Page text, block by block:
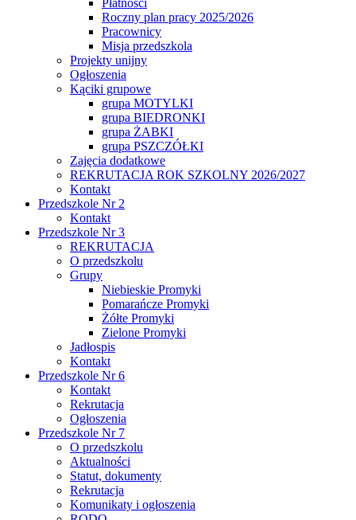
Płatności
Roczny plan pracy 2025/2026
Pracownicy
Misja przedszkola
Projekty unijny
Ogłoszenia
Kąciki grupowe
grupa MOTYLKI
grupa BIEDRONKI
grupa ŻABKI
grupa PSZCZÓŁKI
Zajęcia dodatkowe
REKRUTACJA ROK SZKOLNY 2026/2027
Kontakt
Przedszkole Nr 2
Kontakt
Przedszkole Nr 3
REKRUTACJA
O przedszkolu
Grupy
Niebieskie Promyki
Pomarańcze Promyki
Żółte Promyki
Zielone Promyki
Jadłospis
Kontakt
Przedszkole Nr 6
Kontakt
Rekrutacja
Ogłoszenia
Przedszkole Nr 7
O przedszkolu
Aktualności
Statut, dokumenty
Rekrutacja
Komunikaty i ogłoszenia